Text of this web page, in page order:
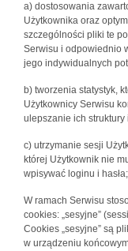
a) dostosowania
Użytkownika oraz
szczególności pliki te
Serwisu i odpowiednio
jego indywidualnych
b) tworzenia statystyk,
Użytkownicy Serwisu
ulepszanie ich struktury
c) utrzymanie sesji
której Użytkownik nie
wpisywać loginu i hasła;
W ramach Serwisu
cookies: „sesyjne”
Cookies „sesyjne” są
w urządzeniu